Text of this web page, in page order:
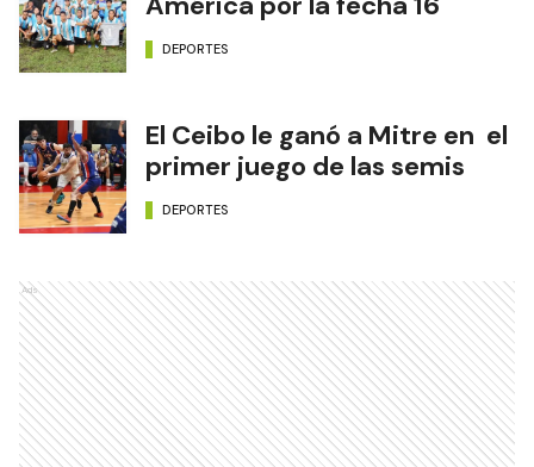
DEPORTES
El Ceibo le ganó a Mitre en el
primer juego de las semis
DEPORTES
Ads